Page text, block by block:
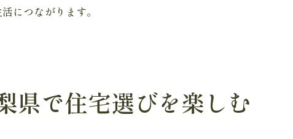
につながります。
県で住宅選びを楽しむ